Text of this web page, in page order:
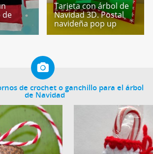
de
Tarjeta con árbol de
Navidad 3D. Postal
navideña pop up
de crochet o ganchillo para el árbol
de Navidad